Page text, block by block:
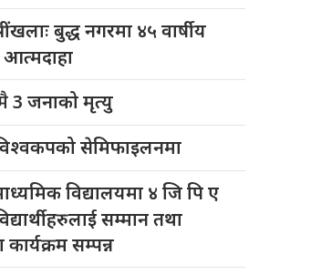
बुद्ध नगरमा ४५ वार्षीय
आत्मदाहा
3 जनाको मृत्यु
सेमिफाइलनमा
विद्यालयमा ४ जि पि ए
सम्मान तथा
सम्पन्न